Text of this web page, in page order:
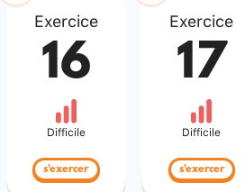
Exercice
16
Difficile
s'exercer
Exercice
17
Difficile
s'exercer